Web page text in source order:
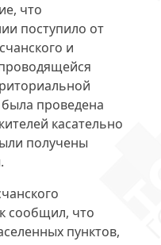
что
поступило от
и
проведена
касательно
получены
сообщил, что
пунктов,